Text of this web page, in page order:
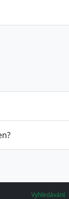
Vyhledávání